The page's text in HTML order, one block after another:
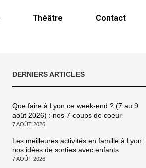
Théâtre Contact
DERNIERS ARTICLES
Que faire à Lyon ce week-end ? (7 au 9
août 2026) : nos 7 coups de coeur
7 AOÛT 2026
Les meilleures activités en famille à Lyon :
nos idées de sorties avec enfants
7 AOÛT 2026